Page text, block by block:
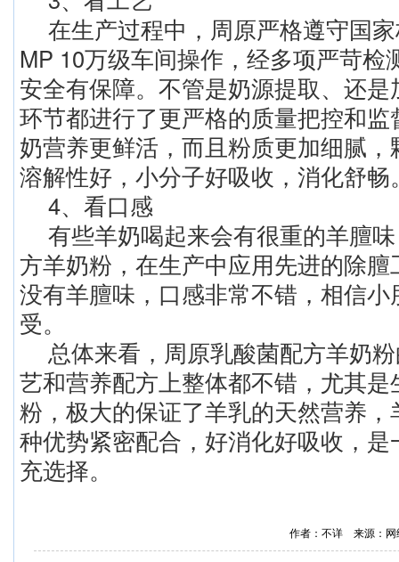
在生产过程中，周原严格遵守国
MP 10万级车间操作，经多项严苛检
安全有保障。不管是奶源提取、还
环节都进行了更严格的质量把控和
奶营养更鲜活，而且粉质更加细腻
溶解性好，小分子好吸收，消化舒畅
4、看口感
有些羊奶喝起来会有很重的羊膻
方羊奶粉，在生产中应用先进的除
没有羊膻味，口感非常不错，相信
受。
总体来看，周原乳酸菌配方羊奶
艺和营养配方上整体都不错，尤其
粉，极大的保证了羊乳的天然营养
种优势紧密配合，好消化好吸收，
充选择。
作者：不详 来源：